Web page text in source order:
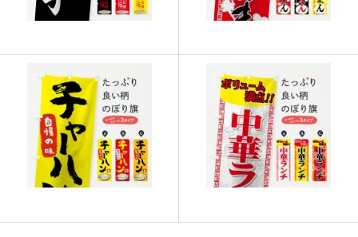
43 876 37668
45 874 39330
46 873 40158
47 872 40984
48 871 41808
50 868 43400